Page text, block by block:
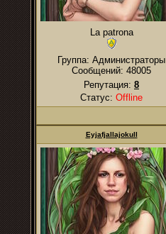
La patrona
Группа: Администраторы
Сообщений: 48005
Репутация: 8
Статус: Offline
Eyjafjallajokull